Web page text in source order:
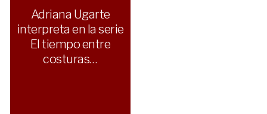
Adriana Ugarte
interpreta en la serie
El tiempo entre
costuras…